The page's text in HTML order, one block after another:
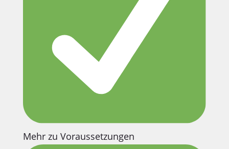
Mehr zu Voraussetzungen